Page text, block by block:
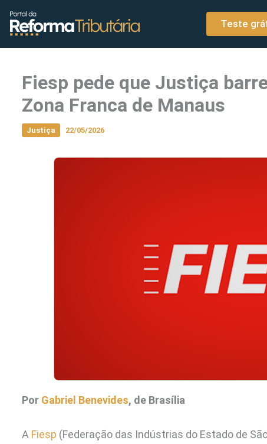
conteúdo
Teste
Fiesp pede que Justiça
Zona Franca de Manaus
Justiça 22/05/2026
Por Gabriel Benevides, de Brasília
A Fiesp (Federação das Indústrias do Estado de